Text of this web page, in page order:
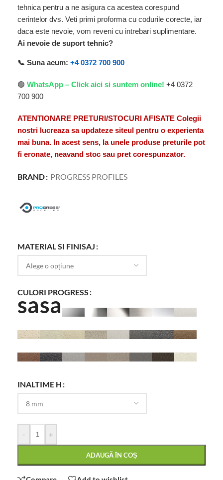
tehnica pentru a ne asigura ca acestea corespund
cerintelor dvs. Veti primi proforma cu codurile corecte, iar
daca este nevoie, vom reveni cu intrebari suplimentare.
Ai nevoie de suport tehnic?
📞 Suna acum: +4 0372 700 900
🟢 WhatsApp – Click aici si suntem online! +4 0372
700 900
ATENTIONARE PRETURI/STOCURI AFISATE Colegii
nostri lucreaza sa updateze siteul pentru o experienta
mai buna. In acest sens, la unele produse preturile pot
fi eronate, neavand stoc sau pret corespunzator.
BRAND PROGRESS PROFILES
MATERIAL SI FINISAJ
CULORI PROGRESS
INALTIME H
- +
ADAUGĂ ÎN COȘ